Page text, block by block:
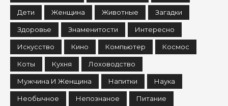
Дети Женщина Животные Загадки
Здоровье Знаменитости Интересно
Искусство Кино Компьютер Космос
Коты Кухня Лоховодство
Мужчина И Женщина Напитки Наука
Необычное Непознаное Питание